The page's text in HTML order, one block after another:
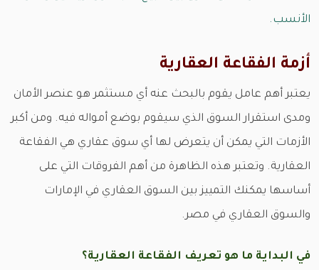
الأنسب.
أزمة الفقاعة العقارية
يعتبر أهم عامل يقوم بالبحث عنه أي مستثمر هو عنصر الأمان
ومدى استقرار السوق الذي سيقوم بوضع أمواله فيه. ومن أكبر
الأزمات التي يمكن أن يتعرض لها أي سوق عقاري هي الفقاعة
العقارية. وتعتبر هذه الظاهرة من أهم الفروقات التي على
أساسها يمكنك التمييز بين السوق العقاري في الإمارات
والسوق العقاري في مصر.
في البداية ما هو تعريف الفقاعة العقارية؟